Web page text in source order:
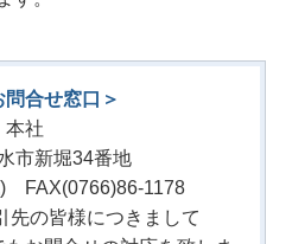
合せ窓口＞
社
市新堀34番地
FAX(0766)86-1178
先の皆様につきまして